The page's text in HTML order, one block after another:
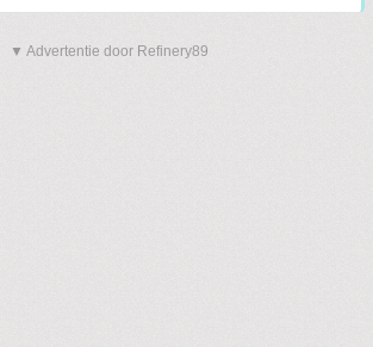
▼ Advertentie door Refinery89